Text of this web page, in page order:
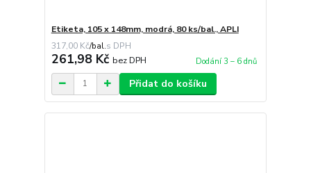
Etiketa, 105 x 148mm, modrá, 80 ks/bal., APLI
317,00 Kč/bal.
261,98 Kč bez DPH Dodání 3 – 6 dnů
Přidat do košíku